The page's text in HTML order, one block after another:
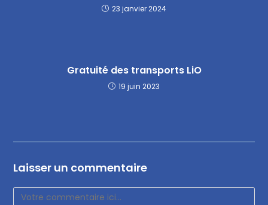
23 janvier 2024
Gratuité des transports LiO
19 juin 2023
Laisser un commentaire